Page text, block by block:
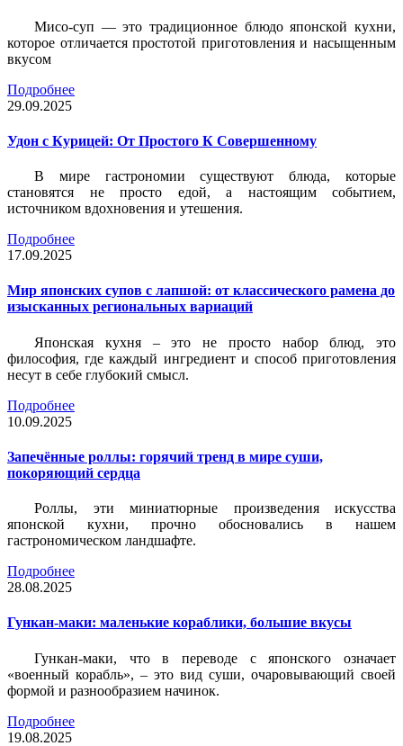
Мисо-суп — это традиционное блюдо японской кухни,
которое отличается простотой приготовления и насыщенным
вкусом
Подробнее
29.09.2025
Удон с Курицей: От Простого К Совершенному
В мире гастрономии существуют блюда, которые
становятся не просто едой, а настоящим событием,
источником вдохновения и утешения.
Подробнее
17.09.2025
Мир японских супов с лапшой: от классического рамена до
изысканных региональных вариаций
Японская кухня – это не просто набор блюд, это
философия, где каждый ингредиент и способ приготовления
несут в себе глубокий смысл.
Подробнее
10.09.2025
Запечённые роллы: горячий тренд в мире суши,
покоряющий сердца
Роллы, эти миниатюрные произведения искусства
японской кухни, прочно обосновались в нашем
гастрономическом ландшафте.
Подробнее
28.08.2025
Гункан-маки: маленькие кораблики, большие вкусы
Гункан-маки, что в переводе с японского означает
«военный корабль», – это вид суши, очаровывающий своей
формой и разнообразием начинок.
Подробнее
19.08.2025